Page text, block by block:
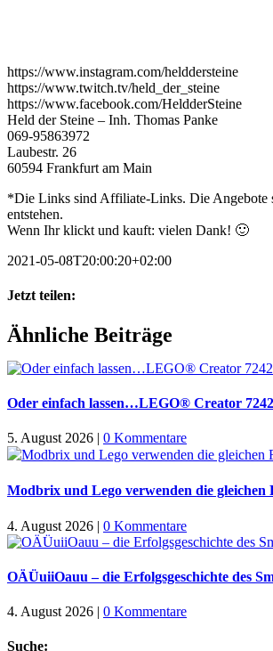
https://www.instagram.com/helddersteine
https://www.twitch.tv/held_der_steine
https://www.facebook.com/HeldderSteine
Held der Steine – Inh. Thomas Panke
069-95863972
Laubestr. 26
60594 Frankfurt am Main
*Die Links sind Affiliate-Links. Die Angebote
entstehen.
Wenn Ihr klickt und kauft: vielen Dank! 🙂
2021-05-08T20:00:20+02:00
Jetzt teilen:
Facebook
X
WhatsApp
Pinterest
E-
Mail
Ähnliche Beiträge
Oder einfach lassen…LEGO® Creator
5. August 2026 | 0 Kommentare
Modbrix und Lego verwenden die gleichen
4. August 2026 | 0 Kommentare
OÄÜuiiOauu – die Erfolgsgeschichte des
4. August 2026 | 0 Kommentare
Suche: